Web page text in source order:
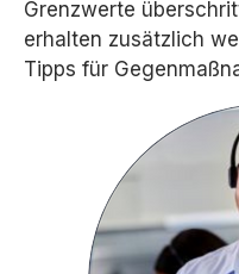
Grenzwerte
erhalten zusätzlich
Tipps für